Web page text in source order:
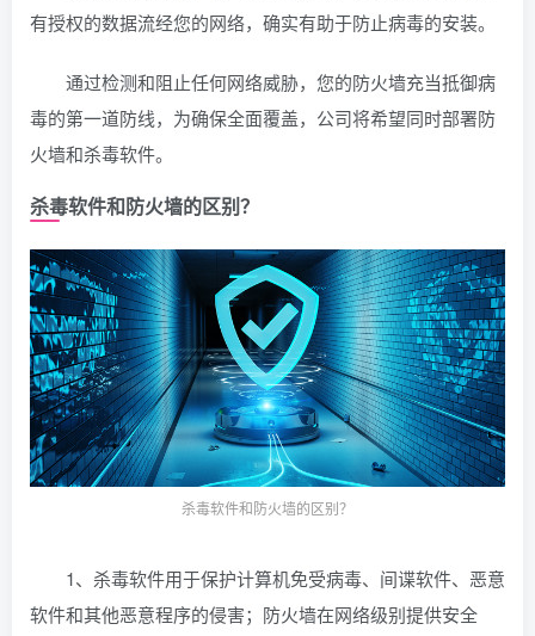
有授权的数据流经您的网络，确实有助于防止病毒的安装。
通过检测和阻止任何网络威胁，您的防火墙充当抵御病
毒的第一道防线，为确保全面覆盖，公司将希望同时部署防
火墙和杀毒软件。
杀毒软件和防火墙的区别？
杀毒软件和防火墙的区别？
1、杀毒软件用于保护计算机免受病毒、间谍软件、恶意
软件和其他恶意程序的侵害；防火墙在网络级别提供安全